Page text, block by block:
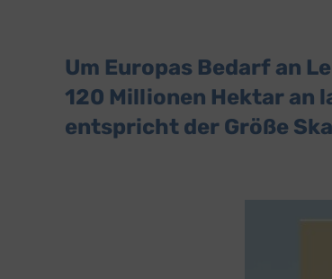
Um Europas Bedarf an
120 Millionen Hektar an
entspricht der Größe